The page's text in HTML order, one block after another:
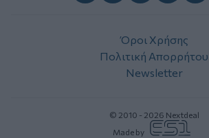
Όροι Χρήσης
Πολιτική Απορρήτου
Newsletter
© 2010 - 2026 Nextdeal
Made by